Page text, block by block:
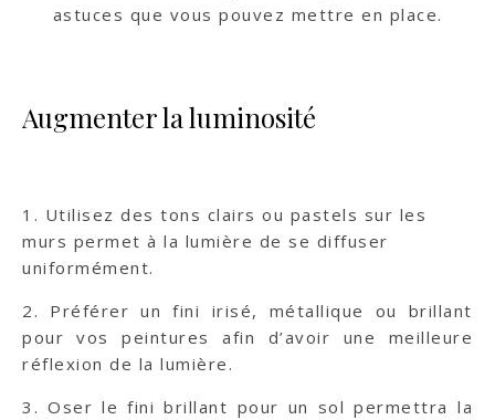
astuces que vous pouvez mettre en place.
Augmenter la luminosité
1. Utilisez des tons clairs ou pastels sur les
murs permet à la lumière de se diffuser
uniformément.
2. Préférer un fini irisé, métallique ou brillant
pour vos peintures afin d’avoir une meilleure
réflexion de la lumière.
3. Oser le fini brillant pour un sol permettra la